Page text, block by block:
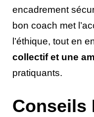
encadrement
bon coach met
l’éthique, tout en
collectif et une
pratiquants.
Conseils